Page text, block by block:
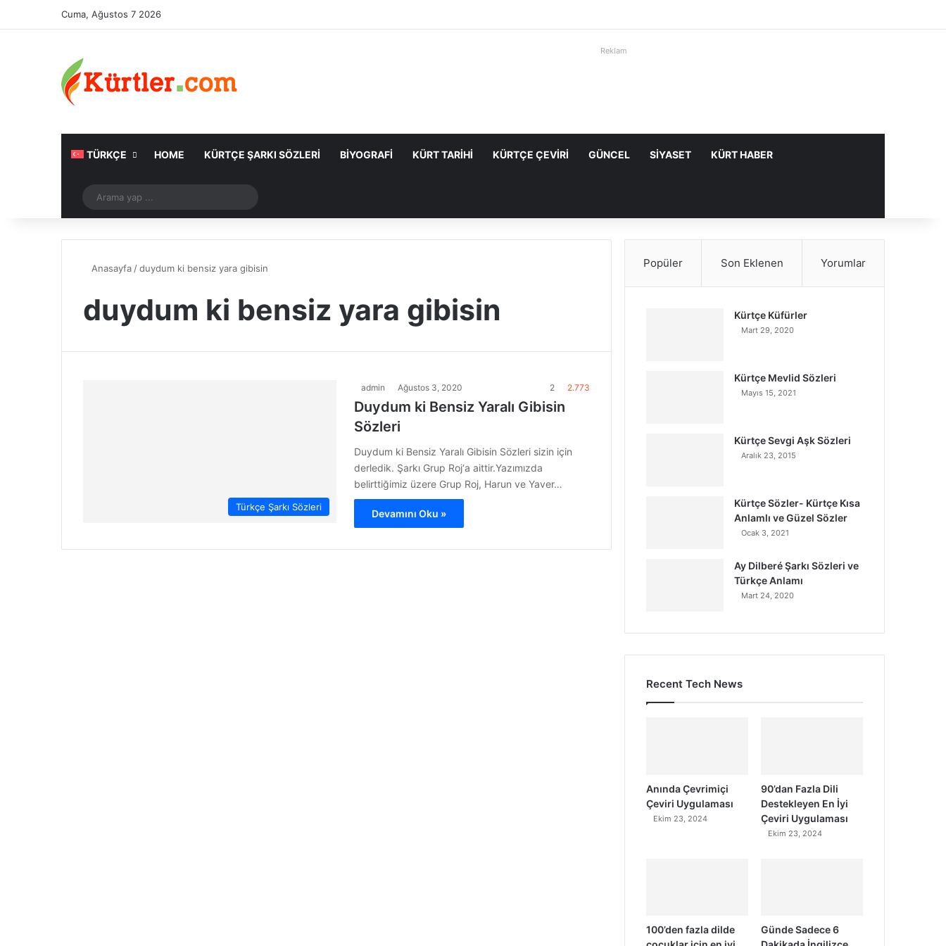
Cuma, Ağustos 7 2026
Reklam
TÜRKÇE HOME KÜRTÇE ŞARKI SÖZLERI BIYOGRAFI KÜRT TARIHI KÜRTÇE ÇEVIRI GÜNCEL SIYASET KÜRT HABER
Rastgele Makale
yap
Anasayfa /duydum ki bensiz yara gibisin
duydum ki bensiz yara gibisin
Türkçe Şarkı Sözleri
admin Ağustos 3, 2020 2 2.773
Duydum ki Bensiz Yaralı Gibisin
Sözleri
Duydum ki Bensiz Yaralı Gibisin Sözleri sizin için
derledik. Şarkı Grup Roj‘a aittir.Yazımızda
belirttiğimiz üzere Grup Roj, Harun ve Yaver…
Devamını Oku »
Popüler Son Eklenen Yorumlar
Kürtçe Küfürler
Mart 29, 2020
Kürtçe Mevlid Sözleri
Mayıs 15, 2021
Kürtçe Sevgi Aşk Sözleri
Aralık 23, 2015
Kürtçe Sözler- Kürtçe Kısa
Anlamlı ve Güzel Sözler
Ocak 3, 2021
Ay Dilberé Şarkı Sözleri ve
Türkçe Anlamı
Mart 24, 2020
Recent Tech News
Anında Çevrimiçi
Çeviri Uygulaması
Ekim 23, 2024
90’dan Fazla Dili
Destekleyen En İyi
Çeviri Uygulaması
Ekim 23, 2024
100’den fazla dilde
Günde Sadece 6